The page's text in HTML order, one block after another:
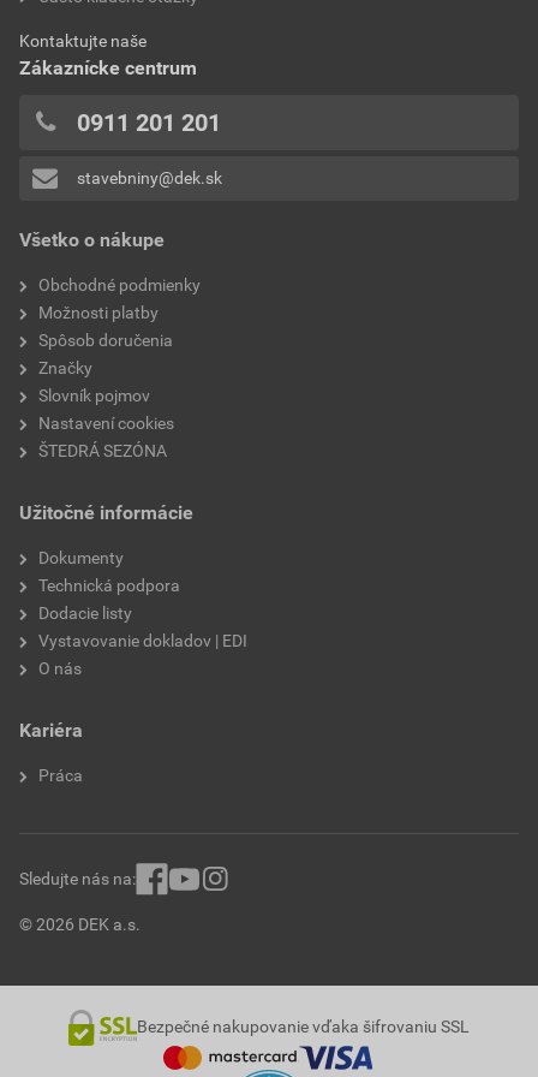
Aktuálna predajná porovnávacia cena po zľave 22% z
cenníkovej ceny
7,72 EUR
bez DPH za l
Pridávať hodnotenie môže iba prihlásený užívateľ.
Všetko o nákupe
Obchodné podmienky
Možnosti platby
Spôsob doručenia
Značky
Slovník pojmov
Nastavení cookies
ŠTEDRÁ SEZÓNA
Užitočné informácie
Dokumenty
Technická podpora
Dodacie listy
Vystavovanie dokladov | EDI
O nás
Kariéra
Práca
Kontaktujte naše
Zákaznícke centrum
0911 201 201
stavebniny@dek.sk
© 2026 DEK a.s.
Sledujte nás na:
Bezpečné nakupovanie vďaka šifrovaniu SSL